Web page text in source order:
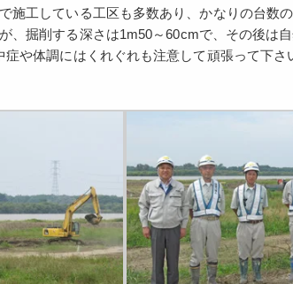
施工している工区も多数あり、かなりの台数
、掘削する深さは1m50～60cmで、その後は
や体調にはくれぐれも注意して頑張って下さ